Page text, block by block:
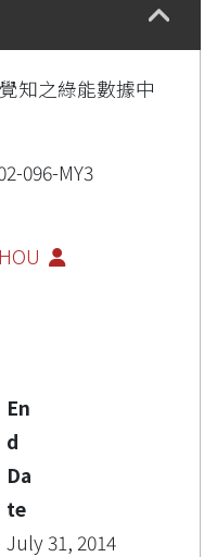
知之綠能數據中
096-MY3
En
d
Da
te
July 31, 2014